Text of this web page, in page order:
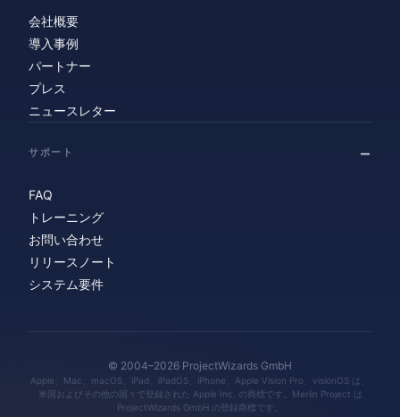
会社概要
導入事例
パートナー
プレス
ニュースレター
サポート
FAQ
トレーニング
お問い合わせ
リリースノート
システム要件
© 2004–2026 ProjectWizards GmbH
Apple、Mac、macOS、iPad、iPadOS、iPhone、Apple Vision Pro、visionOS は、
米国およびその他の国々で登録された Apple Inc. の商標です。Merlin Project は
ProjectWizards GmbH の登録商標です。